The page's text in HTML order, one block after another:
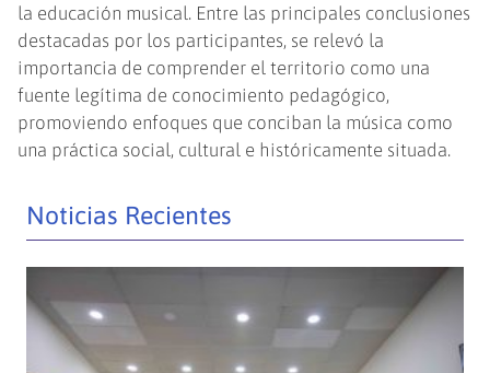
la educación musical. Entre las principales conclusiones
destacadas por los participantes, se relevó la
importancia de comprender el territorio como una
fuente legítima de conocimiento pedagógico,
promoviendo enfoques que conciban la música como
una práctica social, cultural e históricamente situada.
Noticias Recientes